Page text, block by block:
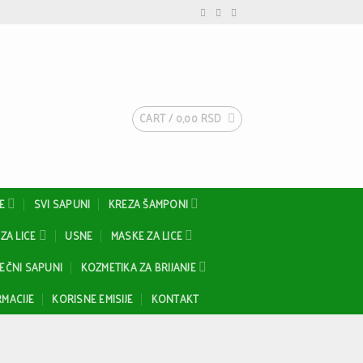
CART / 0,00 RSD
SVI SAPUNI
KREZA ŠAMPONI
LICE USNE
MASKE ZA LICE
SAPUNI
KOZMETIKA ZA BRIJANJE
KORISNE EMISIJE KONTAKT